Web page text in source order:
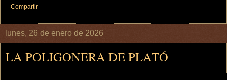
Compartir
lunes, 26 de enero de 2026
LA POLIGONERA DE PLATÓ